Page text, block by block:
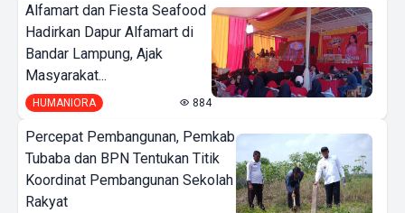
Alfamart dan Fiesta Seafood
Hadirkan Dapur Alfamart di
Bandar Lampung, Ajak
Masyarakat...
HUMANIORA 884
Percepat Pembangunan, Pemkab
Tubaba dan BPN Tentukan Titik
Koordinat Pembangunan Sekolah
Rakyat